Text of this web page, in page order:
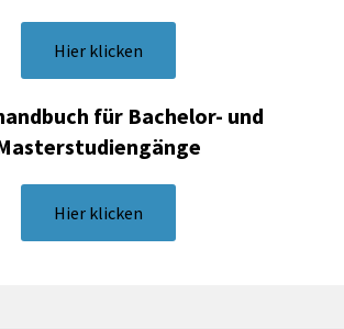
Hier klicken
für Bachelor- und
Hier klicken